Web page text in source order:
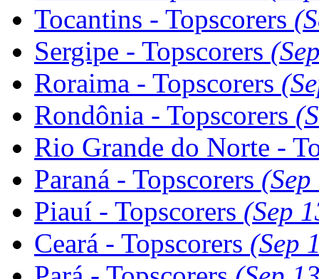
Tocantins - Topscorers
Sergipe - Topscorers
Roraima - Topscorers
Rondônia - Topscorers
Rio Grande do Norte -
Paraná - Topscorers
Piauí - Topscorers (Sep
Ceará - Topscorers (Sep